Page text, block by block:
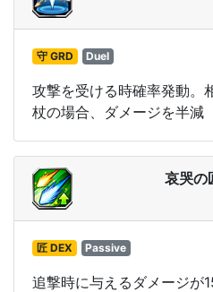
守 GRD Duel
攻撃を受ける時確率発動。
杖の場合、ダメージを半減
哀哭の
匠 DEX Passive
追撃時に与えるダメージが